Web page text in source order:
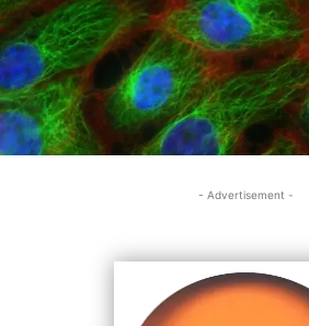
- Advertisement -